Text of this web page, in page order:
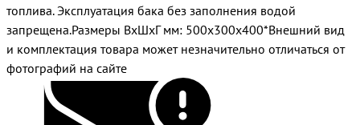
топлива. Эксплуатация бака без заполнения водой
запрещена.Размеры ВхШхГ мм: 500х300х400*Внешний вид
и комплектация товара может незначительно отличаться от
фотографий на сайте